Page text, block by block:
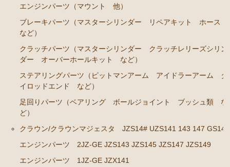
エンジンパーツ 1G-FE
エンジンパーツ 1G-E
エンジンパーツ（マウント 他）
ブレーキパーツ（マスターシリンダー リペアキッ
ト ホース など）
ーズシリンダー オーバーホールキット など）
アーム タイロッドエンド など）
足回りパーツ（ベアリング ボールジョイント ブッ
シュ類 など）
エンジンパーツ（マウント 他）
ブレーキパーツ（マスターシリンダー リペアキット ホース
など）
クラッチパーツ（マスターシリンダー クラッチレリーズシリン
ダー オーバーホールキット など）
ステアリングパーツ（ピットマンアーム アイドラーアーム タ
イロッドエンド など）
足回りパーツ（ベアリング ボールジョイント ブッシュ類 な
ど）
クラウン/クラウンマジェスタ JZS14# UZS141 143 147 GS141
エンジンパーツ 2JZ-GE JZS143 JZS145 JZS147 JZS149
エンジンパーツ 1JZ-GE JZX141